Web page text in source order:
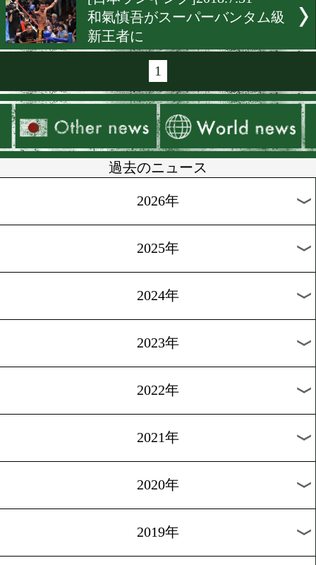
[OPBFランキング]2018.8.18
7月OPBF 地方勢の躍進目
[IBFランキング]2018.8.11
ミニマム、Lフライ級が空
[WBCランキング]2018.8.8
前世界王者の山中竜也、京
人がランク入り
[WBAランキング]2018.8.1
[日本ランキング]2018.7.31
和氣慎吾がスーパーバンタ
新王者に
1
過去のニュース